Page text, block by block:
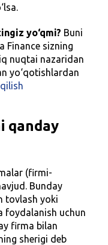
yo‘qmi? Buni
Finance sizning
nuqtai nazaridan
yo‘qotishlardan
qanday
(firmi-
Bunday
tovlash yoki
foydalanish uchun
firma bilan
sherigi deb